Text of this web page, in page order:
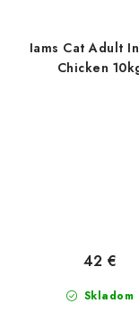
Iams Cat Adult
Chicken
Skladom
42 €